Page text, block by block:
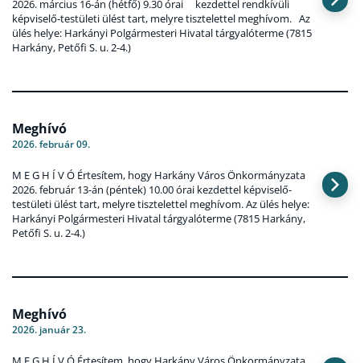
2026. március 16-án (hétfő) 9.30 órai kezdettel rendkívüli
képviselő-testületi ülést tart, melyre tisztelettel meghívom. Az
ülés helye: Harkányi Polgármesteri Hivatal tárgyalóterme (7815
Harkány, Petőfi S. u. 2-4.)
Meghívó
2026. február 09.
M E G H Í V Ó Értesítem, hogy Harkány Város Önkormányzata
2026. február 13-án (péntek) 10.00 órai kezdettel képviselő-
testületi ülést tart, melyre tisztelettel meghívom. Az ülés helye:
Harkányi Polgármesteri Hivatal tárgyalóterme (7815 Harkány,
Petőfi S. u. 2-4.)
Meghívó
2026. január 23.